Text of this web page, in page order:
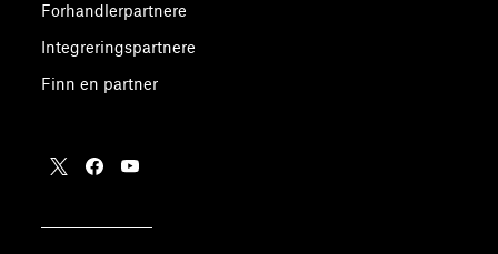
Forhandlerpartnere
Integreringspartnere
Finn en partner